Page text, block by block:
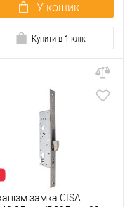
У кошик
Купити в 1 клік
замка CISA